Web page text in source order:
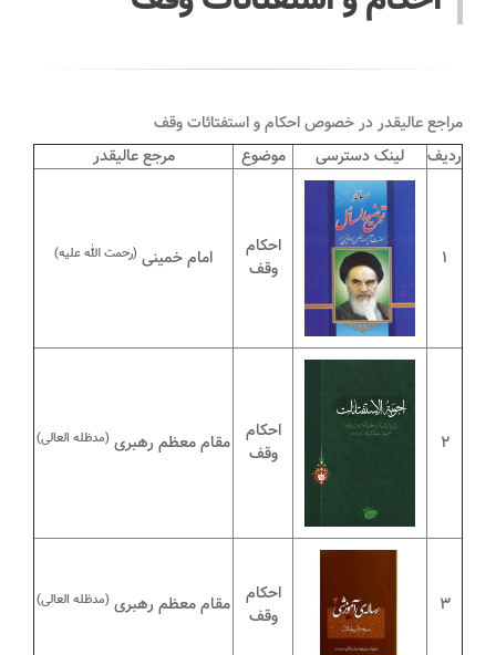
مراجع عالیقدر در خصوص احکام و استفتائات وقف
ردیف
لینک دسترسی موضوع مرجع عالیقدر
1
احکام
وقف
امام خمینی (رحمت الله علیه)
2
احکام
وقف
مقام معظم رهبری (مدظله العالی)
3
احکام
وقف
مقام معظم رهبری (مدظله العالی)